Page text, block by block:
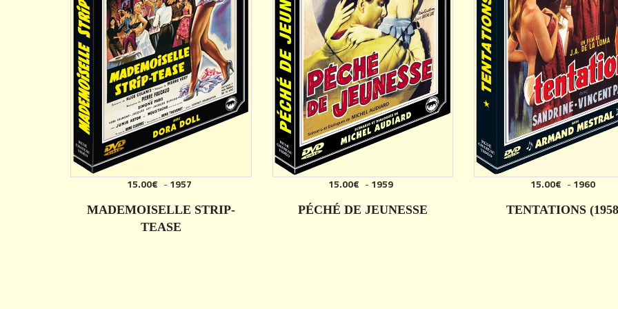
15.00€ -1957
MADEMOISELLE STRIP-
TEASE
15.00€ -1959
PÉCHÉ DE JEUNESSE
15.00€ -1960
TENTATIONS